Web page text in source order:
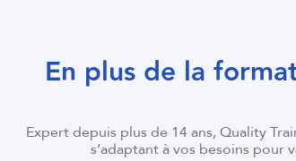
En plus de la
Expert depuis plus de 14 ans, Quality
s’adaptant à vos besoins